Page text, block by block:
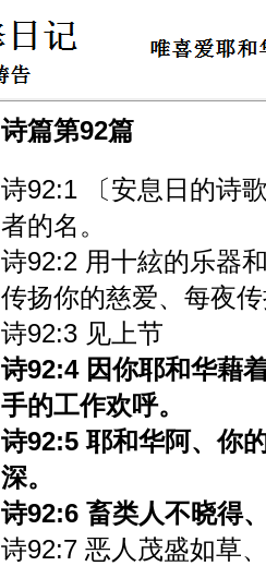
诗篇第92篇
诗92:1 〔安息日的诗
者的名。
诗92:2 用十絃的乐器
传扬你的慈爱、每夜
诗92:3 见上节
诗92:4 因你耶和华藉
手的工作欢呼。
诗92:5 耶和华阿、你
深。
诗92:6 畜类人不晓得
诗92:7 恶人茂盛如草